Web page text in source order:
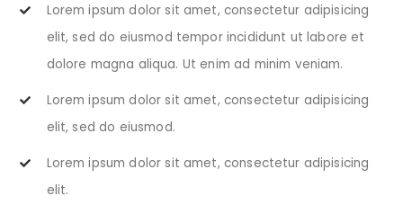
Lorem ipsum dolor sit amet, consectetur adipisicing
elit, sed do eiusmod tempor incididunt ut labore et
dolore magna aliqua. Ut enim ad minim veniam.
Lorem ipsum dolor sit amet, consectetur adipisicing
elit, sed do eiusmod.
Lorem ipsum dolor sit amet, consectetur adipisicing
elit.